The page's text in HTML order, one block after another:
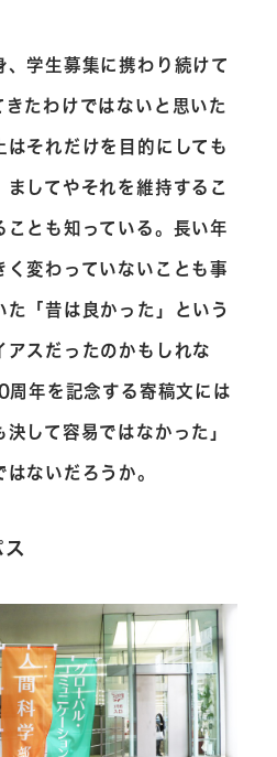
、学生募集に携わり続けて
きたわけではないと思いた
はそれだけを目的にしても
してやそれを維持するこ
ことも知っている。長い年
く変わっていないことも事
た「昔は良かった」という
アスだったのかもしれな
年を記念する寄稿文には
して容易ではなかった」
ないだろうか。